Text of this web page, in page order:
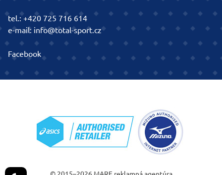
tel.:+420 725 716 614
e-mail: info@total-sport.cz
Facebook